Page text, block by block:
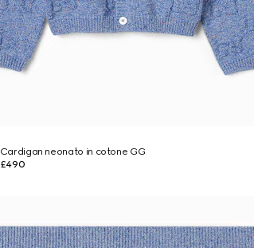
Cardigan neonato in cotone GG
£490